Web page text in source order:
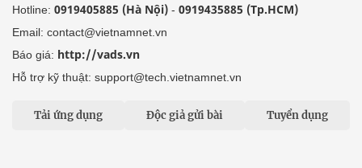
Hotline: 0919405885 (Hà Nội) - 0919435885 (Tp.HCM)
Email: contact@vietnamnet.vn
Báo giá: http://vads.vn
Hỗ trợ kỹ thuật: support@tech.vietnamnet.vn
Tải ứng dụng Độc giả gửi bài Tuyển dụng